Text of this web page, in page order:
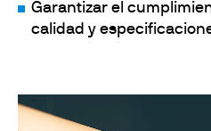
Garantizar el
calidad y